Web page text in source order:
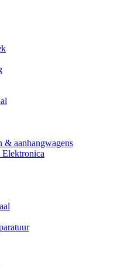
& aanhangwagens